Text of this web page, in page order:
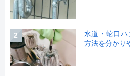
2
水道・蛇口ハ
方法を分かり